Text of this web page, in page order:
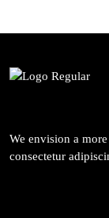
We envision a
consectetur